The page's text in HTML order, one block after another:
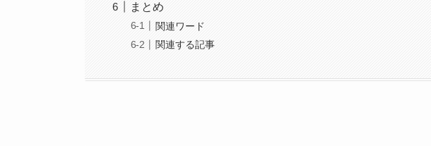
まとめ
関連ワード
関連する記事